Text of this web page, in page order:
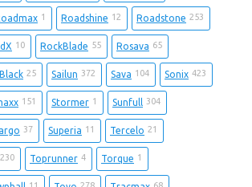
1 Roadshine 12 Roadstone 253
10 RockBlade 55 Rosava 65
25 Sailun 372 Sava 104 Sonix 423
151 Stormer 1 Sunfull 304
37 Superia 11 Tercelo 21
230 Toprunner 4 Torque 1